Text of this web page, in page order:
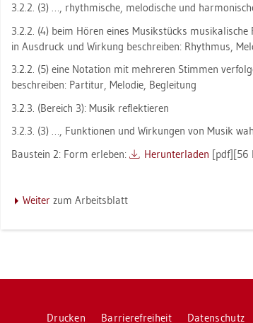
3.2.2. (3) …, rhyth­mi­sche, me­lo­di­sche und
3.2.2. (4) beim Hören eines Mu­sik­stücks
in Aus­druck und Wir­kung be­schrei­ben: Rhyth­mus,
3.2.2. (5) eine No­ta­ti­on mit meh­re­ren Stim­men
be­schrei­ben: Par­ti­tur, Me­lo­die, Be­glei­tung
3.2.3. (Be­reich 3): Musik re­flek­tie­ren
3.2.3. (3) …, Funk­tio­nen und Wir­kun­gen von Musik
Bau­stein 2: Form er­le­ben:
Her­un­ter­la­den [pdf][56
Wei­terzum Ar­beits­blatt
Dru­cken Bar­rie­re­frei­heit Da­ten­schutz